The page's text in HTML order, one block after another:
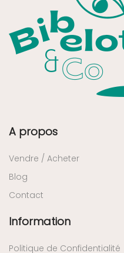
A propos
Vendre / Acheter
Blog
Contact
Information
Politique de Confidentialité